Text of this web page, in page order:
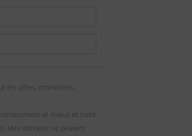
les offres, promotions,
et évalué et traité
Mes données ne peuvent